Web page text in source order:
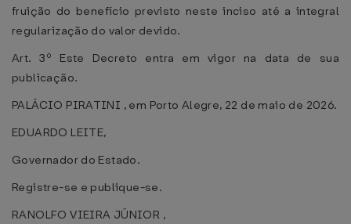
fruição do benefício previsto neste inciso até a integral
regularização do valor devido.
Art. 3º Este Decreto entra em vigor na data de sua
publicação.
PALÁCIO PIRATINI , em Porto Alegre, 22 de maio de 2026.
EDUARDO LEITE,
Governador do Estado.
Registre-se e publique-se.
RANOLFO VIEIRA JÚNIOR ,